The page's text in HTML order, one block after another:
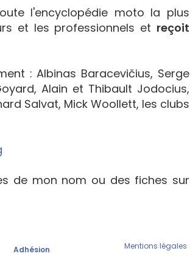
l'encyclopédie moto la plus
et les professionnels et reçoit
: Albinas Baracevičius, Serge
Alain et Thibault Jodocius,
Salvat, Mick Woollett, les clubs
de mon nom ou des fiches sur
Adhésion Mentions légales